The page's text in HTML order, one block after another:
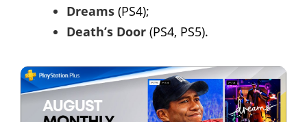
Dreams (PS4);
Death’s Door (PS4, PS5).